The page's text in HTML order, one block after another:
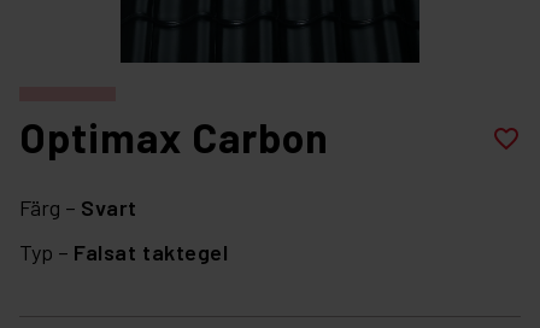
Optimax Carbon favorite_border
Färg – Svart
Typ – Falsat taktegel